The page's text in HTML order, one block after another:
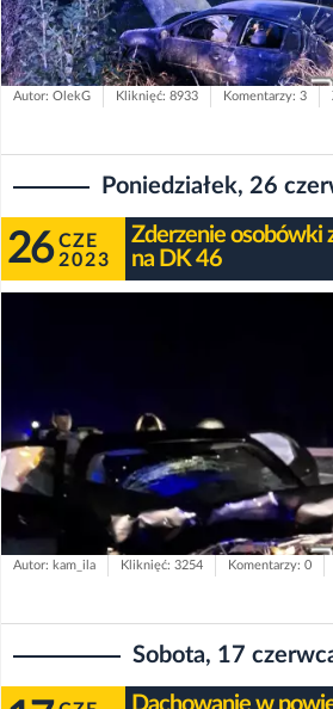
Autor: OlekG Kliknięć: 8933 Komentarzy: 3
Poniedziałek, 26
26 CZE
2023
Zderzenie osobówki
na DK 46
Autor: kam_ila Kliknięć: 3254 Komentarzy: 0
Sobota, 17
Dachowanie w